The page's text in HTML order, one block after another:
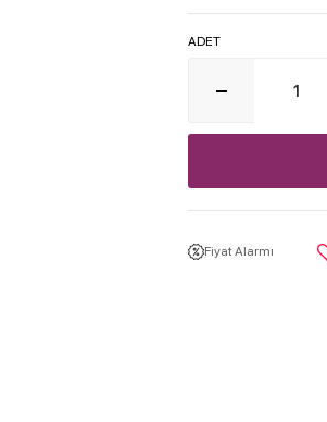
ADET
Fiyat Alarmı